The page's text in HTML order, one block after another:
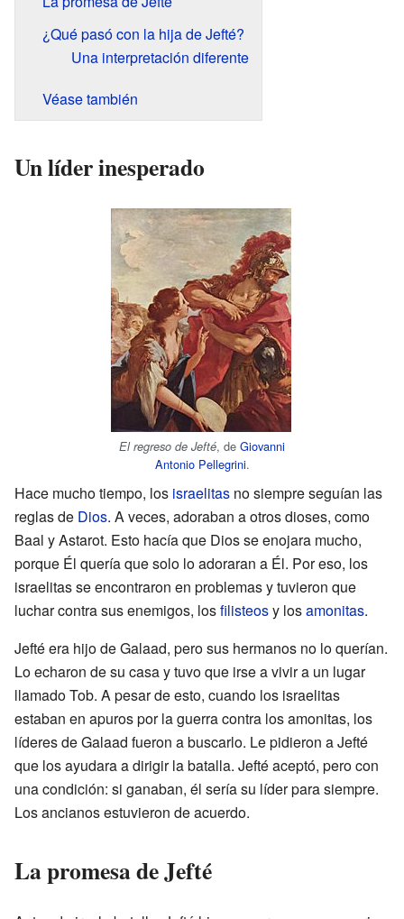
¿Qué pasó con la hija de Jefté?
Una interpretación diferente
Véase también
Un líder inesperado
El regreso de Jefté, de Giovanni
Antonio Pellegrini.
Hace mucho tiempo, los israelitas no siempre seguían las
reglas de Dios. A veces, adoraban a otros dioses, como
Baal y Astarot. Esto hacía que Dios se enojara mucho,
porque Él quería que solo lo adoraran a Él. Por eso, los
israelitas se encontraron en problemas y tuvieron que
luchar contra sus enemigos, losfilisteosy losamonitas.
Jefté era hijo de Galaad, pero sus hermanos no lo querían.
Lo echaron de su casa y tuvo que irse a vivir a un lugar
llamado Tob. A pesar de esto, cuando los israelitas
estaban en apuros por la guerra contra los amonitas, los
líderes de Galaad fueron a buscarlo. Le pidieron a Jefté
que los ayudara a dirigir la batalla. Jefté aceptó, pero con
una condición: si ganaban, él sería su líder para siempre.
Los ancianos estuvieron de acuerdo.
La promesa de Jefté